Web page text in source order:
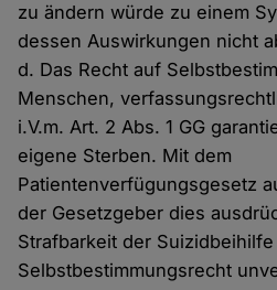
zu ändern würde zu einem
dessen Auswirkungen nicht
d. Das Recht auf
Menschen,
i.V.m. Art. 2 Abs. 1 GG
eigene Sterben. Mit dem
Patientenverfügungsgesetz
der Gesetzgeber dies
Strafbarkeit der
Selbstbestimmungsrecht